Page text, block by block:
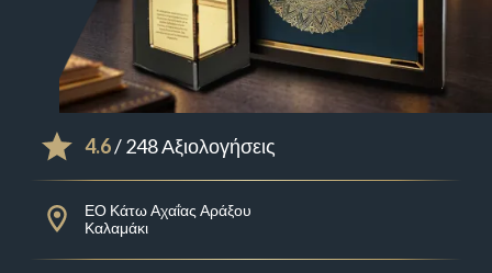
4.6/ 248 Αξιολογήσεις
ΕΟ Κάτω Αχαΐας Αράξου
Καλαμάκι